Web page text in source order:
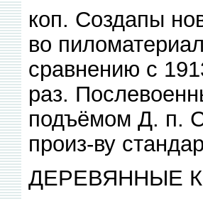
коп. Создапы
во
сравнению с
раз.
подъёмом Д. п.
произ-ву
ДЕРЕВЯННЫЕ